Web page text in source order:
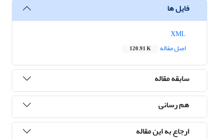
فایل ها
اصل مقاله
120.91 K
سابقه مقاله
هم رسانی
ارجاع به این مقاله